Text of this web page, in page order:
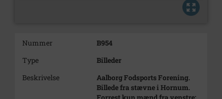
Nummer
B954
Type
Billeder
Beskrivelse
Aalborg Fodsports Forening.
Billede fra stævne i Hornum.